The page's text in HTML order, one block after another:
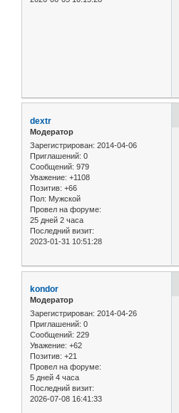
dextr
Модератор
Зарегистрирован: 2014-04-06
Приглашений: 0
Сообщений: 979
Уважение: +1108
Позитив: +66
Пол: Мужской
Провел на форуме:
25 дней 2 часа
Последний визит:
2023-01-31 10:51:28
kondor
Модератор
Зарегистрирован: 2014-04-26
Приглашений: 0
Сообщений: 229
Уважение: +62
Позитив: +21
Провел на форуме:
5 дней 4 часа
Последний визит:
2026-07-08 16:41:33